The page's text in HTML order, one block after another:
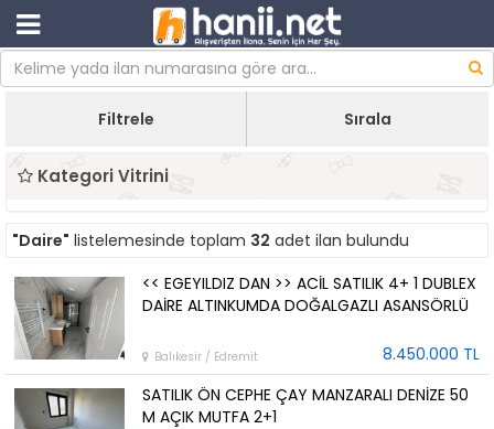
Filtrele Sırala
Kategori Vitrini
"Daire" listelemesinde toplam 32 adet ilan bulundu
<< EGEYILDIZ DAN >> ACİL SATILIK 4+ 1 DUBLEX
DAİRE ALTINKUMDA DOĞALGAZLI ASANSÖRLÜ
Balıkesir / Edremit
8.450.000 TL
SATILIK ÖN CEPHE ÇAY MANZARALI DENİZE 50
M AÇIK MUTFA 2+1